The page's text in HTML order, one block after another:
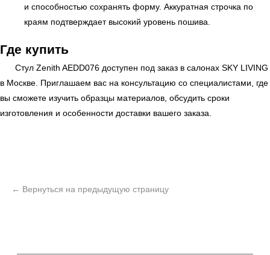
и способностью сохранять форму. Аккуратная строчка по
краям подтверждает высокий уровень пошива.
Где купить
Стул Zenith AEDD076 доступен под заказ в салонах SKY LIVING
в Москве. Приглашаем вас на консультацию со специалистами, где
вы сможете изучить образцы материалов, обсудить сроки
изготовления и особенности доставки вашего заказа.